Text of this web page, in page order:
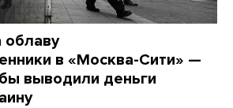
облаву
в «Москва-Сити» —
выводили деньги